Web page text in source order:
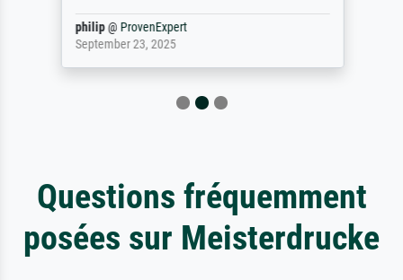
philip@ ProvenExpert
September 23, 2025
Questions fréquemment
posées sur Meisterdrucke